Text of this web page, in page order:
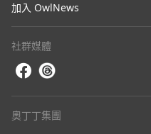
加入 OwlNews
社群媒體
奧丁丁集團